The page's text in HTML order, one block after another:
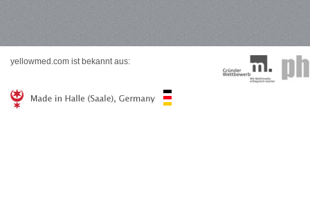
yellowmed.com ist bekannt aus: